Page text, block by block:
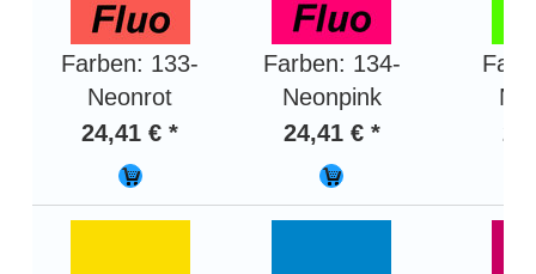
Farben: 133-
Neonrot
24,41 € *
Farben: 134-
Neonpink
24,41 € *